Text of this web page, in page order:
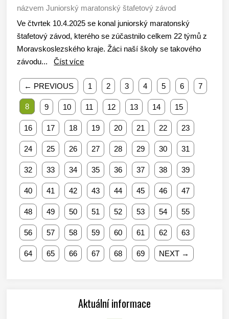
názvem Juniorský maratonský štafetový závod
Ve čtvrtek 10.4.2025 se konal juniorský maratonský
štafetový závod, kterého se zúčastnilo celkem 22 týmů z
Moravskoslezského kraje. Žáci naší školy se takového
závodu...Číst více
← PREVIOUS 1 2 3 4 5 6 7
8 9 10 11 12 13 14 15
16 17 18 19 20 21 22 23
24 25 26 27 28 29 30 31
32 33 34 35 36 37 38 39
40 41 42 43 44 45 46 47
48 49 50 51 52 53 54 55
56 57 58 59 60 61 62 63
64 65 66 67 68 69 NEXT →
Aktuální informace